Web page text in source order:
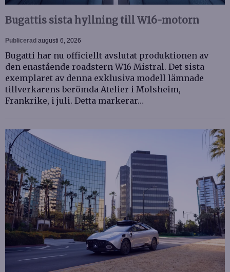
Bugattis sista hyllning till W16-motorn
Publicerad augusti 6, 2026
Bugatti har nu officiellt avslutat produktionen av
den enastående roadstern W16 Mistral. Det sista
exemplaret av denna exklusiva modell lämnade
tillverkarens berömda Atelier i Molsheim,
Frankrike, i juli. Detta markerar…